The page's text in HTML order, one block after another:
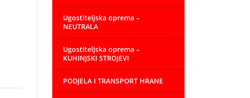
Ugostiteljska oprema –
NEUTRALA
Ugostiteljska oprema –
KUHINJSKI STROJEVI
PODJELA I TRANSPORT HRANE